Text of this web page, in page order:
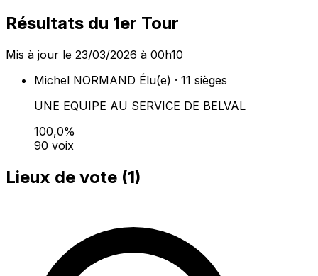
Résultats du 1er Tour
Mis à jour le 23/03/2026 à 00h10
Michel NORMAND Élu(e) · 11 sièges
UNE EQUIPE AU SERVICE DE BELVAL
100,0%
90 voix
Lieux de vote (1)